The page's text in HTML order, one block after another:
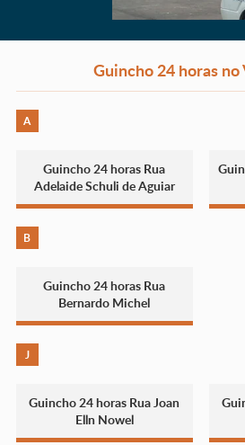
Guincho 24 horas no
A
Guincho 24 horas Rua
Adelaide Schuli de Aguiar
B
Guincho 24 horas Rua
Bernardo Michel
J
Guincho 24 horas Rua Joan
Elln Nowel